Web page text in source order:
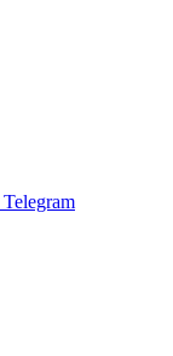
Telegram